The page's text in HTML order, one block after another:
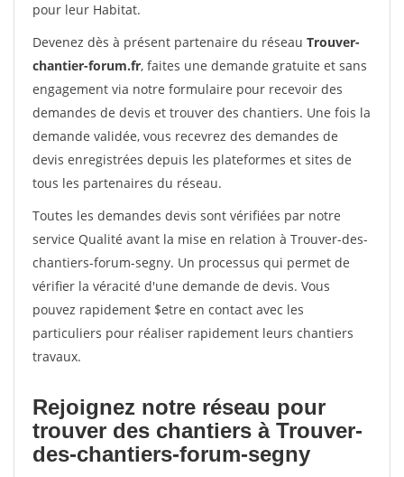
pour leur Habitat.
Devenez dès à présent partenaire du réseau Trouver-
chantier-forum.fr, faites une demande gratuite et sans
engagement via notre formulaire pour recevoir des
demandes de devis et trouver des chantiers. Une fois la
demande validée, vous recevrez des demandes de
devis enregistrées depuis les plateformes et sites de
tous les partenaires du réseau.
Toutes les demandes devis sont vérifiées par notre
service Qualité avant la mise en relation à Trouver-des-
chantiers-forum-segny. Un processus qui permet de
vérifier la véracité d'une demande de devis. Vous
pouvez rapidement $etre en contact avec les
particuliers pour réaliser rapidement leurs chantiers
travaux.
Rejoignez notre réseau pour
trouver des chantiers à Trouver-
des-chantiers-forum-segny